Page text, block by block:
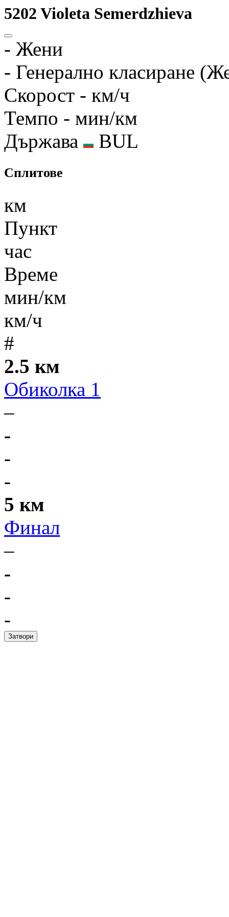
5202 Violeta Semerdzhieva
- Жени
- Генерално класиране
Скорост - км/ч
Темпо - мин/км
Държава
BUL
Сплитове
км
Пункт
час
Време
мин/км
км/ч
#
2.5 км
Обиколка 1
–
-
-
-
5 км
Финал
–
-
-
-
Затвори